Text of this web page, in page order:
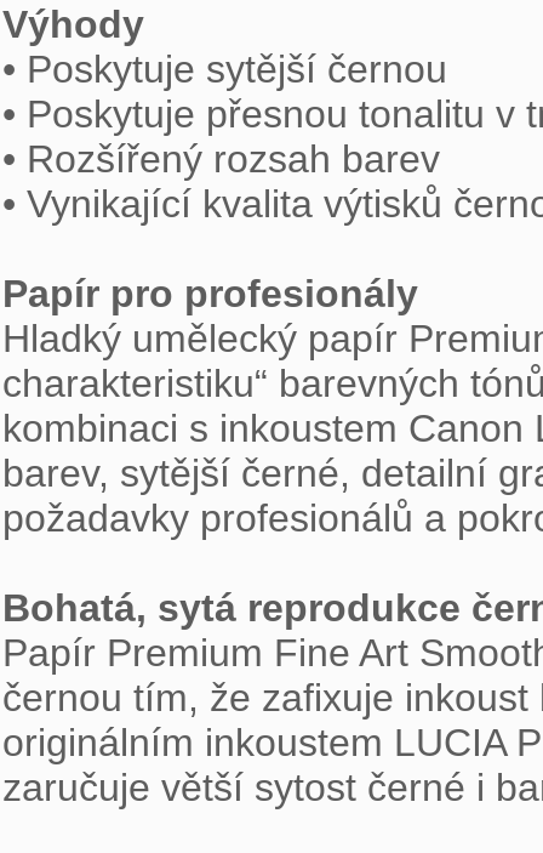
Výhody
• Poskytuje sytější černou
• Poskytuje přesnou tonalitu v
• Rozšířený rozsah barev
• Vynikající kvalita výtisků
Papír pro profesionály
Hladký umělecký papír
charakteristiku“ barevných
kombinaci s inkoustem
barev, sytější černé, detailní
požadavky profesionálů a
Bohatá, sytá reprodukce
Papír Premium Fine Art
černou tím, že zafixuje
originálním inkoustem LUCIA
zaručuje větší sytost černé i